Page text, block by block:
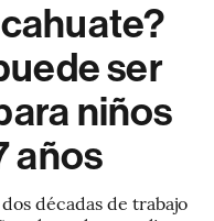
ser
niños
años
décadas de trabajo